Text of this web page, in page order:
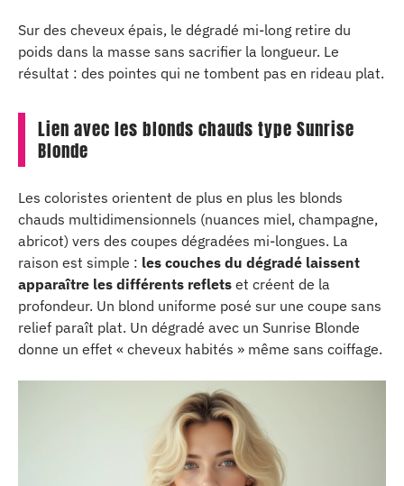
Sur des cheveux épais, le dégradé mi-long retire du
poids dans la masse sans sacrifier la longueur. Le
résultat : des pointes qui ne tombent pas en rideau plat.
Lien avec les blonds chauds type Sunrise
Blonde
Les coloristes orientent de plus en plus les blonds
chauds multidimensionnels (nuances miel, champagne,
abricot) vers des coupes dégradées mi-longues. La
raison est simple : les couches du dégradé laissent
apparaître les différents reflets et créent de la
profondeur. Un blond uniforme posé sur une coupe sans
relief paraît plat. Un dégradé avec un Sunrise Blonde
donne un effet « cheveux habités » même sans coiffage.